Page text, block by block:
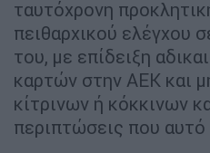
ταυτόχρονη
πειθαρχικού ελέγχου
του, με επίδειξη
καρτών στην ΑΕΚ και
κίτρινων ή κόκκινων
περιπτώσεις που αυτό